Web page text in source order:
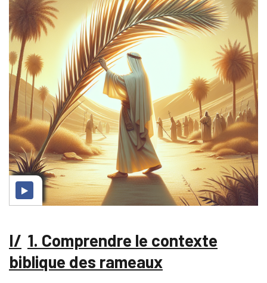
1. Comprendre le contexte
biblique des rameaux